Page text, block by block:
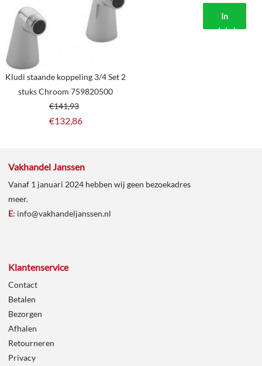
In
winkelmand
Kludi staande koppeling 3/4 Set 2
stuks Chroom 759820500
€141,93
€132,86
Vakhandel Janssen
Vanaf 1 januari 2024 hebben wij geen bezoekadres
meer.
E: info@vakhandeljanssen.nl
Klantenservice
Contact
Betalen
Bezorgen
Afhalen
Retourneren
Privacy